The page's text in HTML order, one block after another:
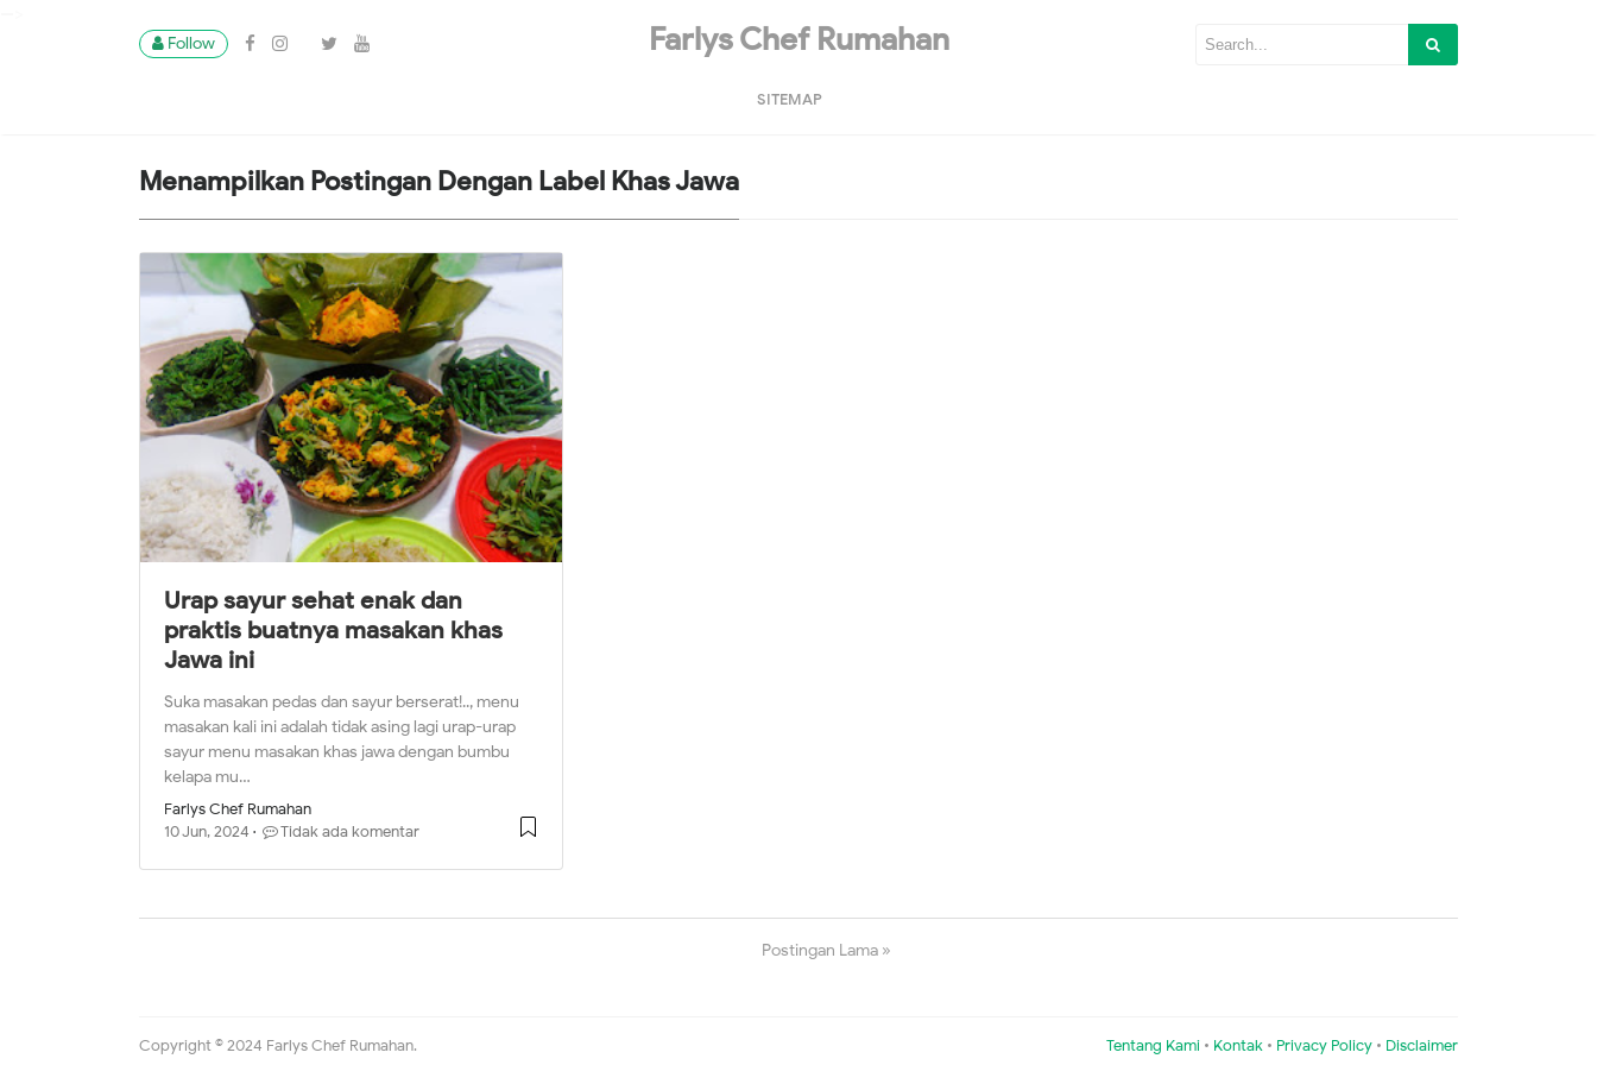
Follow Farlys Chef Rumahan
SITEMAP
Menampilkan Postingan Dengan Label Khas Jawa
Urap sayur sehat enak dan
praktis buatnya masakan khas
Jawa ini
Suka masakan pedas dan sayur berserat!.., menu
masakan kali ini adalah tidak asing lagi urap-urap
sayur menu masakan khas jawa dengan bumbu
kelapa mu…
Farlys Chef Rumahan
10 Jun, 2024
Tidak ada komentar
Postingan Lama »
Copyright © 2024 Farlys Chef Rumahan. Tentang Kami • Kontak • Privacy Policy • Disclaimer